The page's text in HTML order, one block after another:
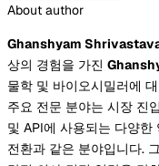
About author
Ghanshyam
상의 경험을 가진
물학 및 바이오시밀러에
주요 전문 분야는 시장 진
및 API에 사용되는 다양한
전환과 같은 분야입니다.